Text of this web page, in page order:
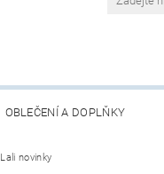
OBLEČENÍ A DOPLŇKY
Lali novinky